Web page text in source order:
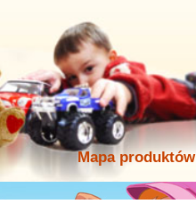
Mapa produktów